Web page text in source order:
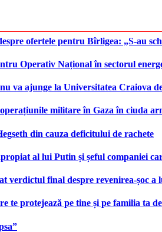
ofertele pentru Bîrligea: „S-au
Operativ Național în sectorul
va ajunge la Universitatea Craiova
militare în Gaza în ciuda
din cauza deficitului de rachete
al lui Putin și șeful companiei
verdictul final despre revenirea-șoc
te protejează pe tine și pe familia ta